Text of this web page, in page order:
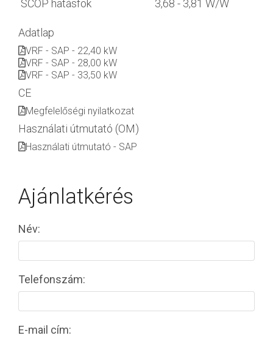
SCOP hatásfok 3,68 - 3,81 W/W
Adatlap
VRF - SAP - 22,40 kW
VRF - SAP - 28,00 kW
VRF - SAP - 33,50 kW
CE
Megfelelőségi nyilatkozat
Használati útmutató (OM)
Használati útmutató - SAP
Ajánlatkérés
Név:
Telefonszám:
E-mail cím: